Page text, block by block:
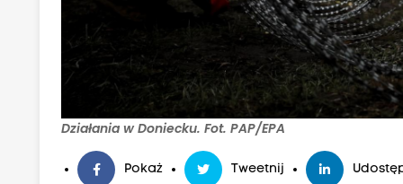
Działania w Doniecku. Fot. PAP/EPA
Pokaż Tweetnij